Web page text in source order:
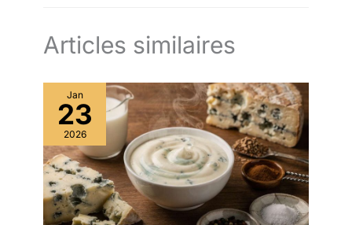
Articles similaires
Jan
23
2026